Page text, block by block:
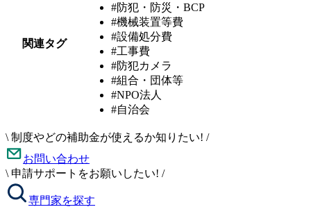
関連タグ
#防犯・防災・BCP
#機械装置等費
#設備処分費
#工事費
#防犯カメラ
#組合・団体等
#NPO法人
#自治会
\ 制度やどの補助金が使えるか知りたい! /
お問い合わせ
\ 申請サポートをお願いしたい! /
専門家を探す